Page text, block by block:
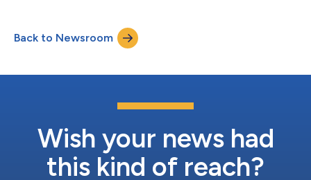
在佛羅里達州的萊克蘭和傑克森維爾、喬治亞州的麥克唐納、奧克
拉荷馬州的埃德蒙、德拉瓦州的紐卡斯爾、威斯康辛州的沃基肖以
及馬里蘭州的聯邦堡等地的設施中提供約115,000個棧板位置。 這
於2020年和2021年從Burris手中收購了維吉尼亞州林德赫斯特和
Lehmkuhl表示：「這筆交易充分說明我們與Burris透過長期合作已
建立了互信和良好往績，證明Lineage是這個產業的最佳收購方。
Back to Newsroom
Wish your news had
this kind of reach?